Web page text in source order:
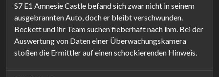
S7 E1 Amnesie Castle befand sich zwar nicht in seinem
ausgebrannten Auto, doch er bleibt verschwunden.
Beckett und ihr Team suchen fieberhaft nach ihm. Bei der
Auswertung von Daten einer Überwachungskamera
stoßen die Ermittler auf einen schockierenden Hinweis.